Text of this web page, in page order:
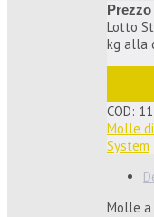
Lotto
kg alla
COD:
Molle
System
Molle a